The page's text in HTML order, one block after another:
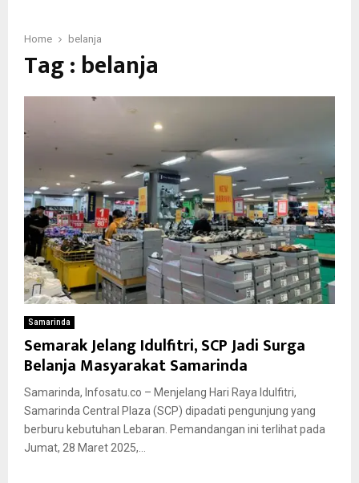
Home belanja
Tag : belanja
Samarinda
Semarak Jelang Idulfitri, SCP Jadi Surga
Belanja Masyarakat Samarinda
Samarinda, Infosatu.co – Menjelang Hari Raya Idulfitri,
Samarinda Central Plaza (SCP) dipadati pengunjung yang
berburu kebutuhan Lebaran. Pemandangan ini terlihat pada
Jumat, 28 Maret 2025,...